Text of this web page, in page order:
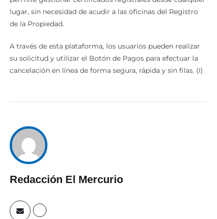
lugar, sin necesidad de acudir a las oficinas del Registro
de la Propiedad.
A través de esta plataforma, los usuarios pueden realizar
su solicitud y utilizar el Botón de Pagos para efectuar la
cancelación en línea de forma segura, rápida y sin filas. (I)
Redacción El Mercurio